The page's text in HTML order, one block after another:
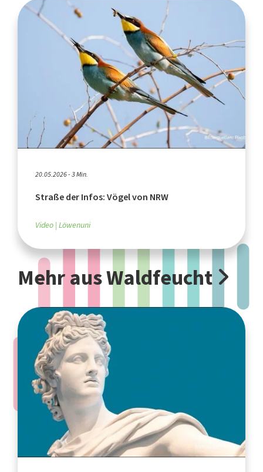
20.05.2026 - 3 Min.
Straße der Infos: Vögel von NRW
Video Löwenuni
Mehr aus Waldfeucht